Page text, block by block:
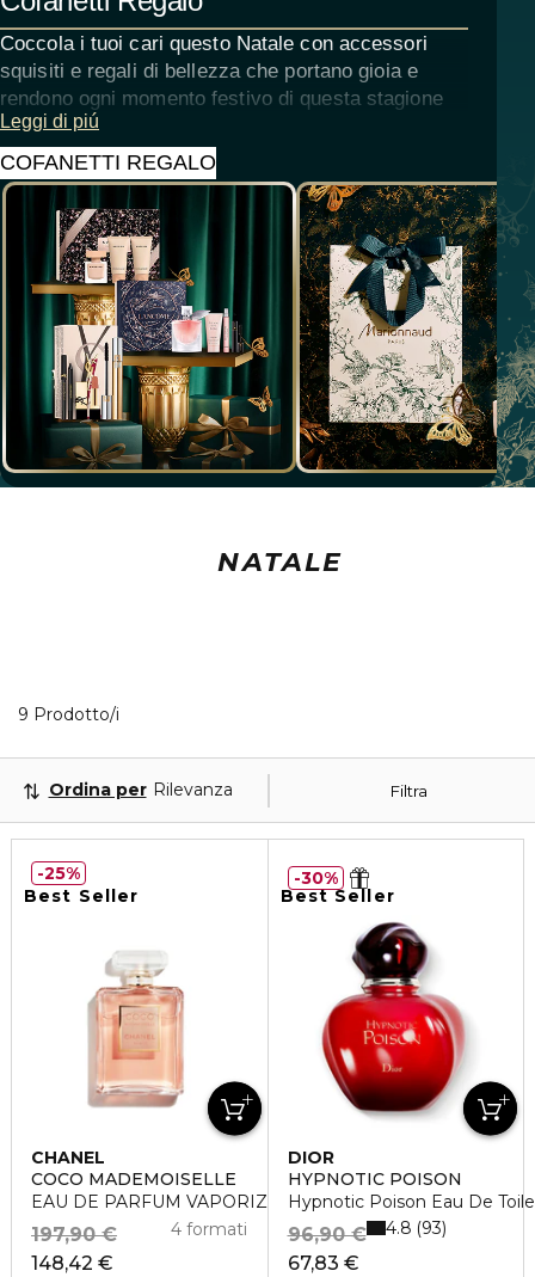
Coccola i tuoi cari questo Natale con accessori
squisiti e regali di bellezza che portano gioia e
rendono ogni momento festivo di questa stagione
davvero piacevole, premuroso e indimenticabile.
Leggi di piú
COFANETTI REGALO
NATALE
9 Prodotto/i
Filtra
Ordina per Rilevanza
Best Seller
CHANEL
COCO MADEMOISELLE
EAU DE PARFUM VAPORIZZATORE
148,42 €
197,90 € 4 formati
25%
Best Seller
DIOR
HYPNOTIC POISON
Hypnotic Poison Eau De
67,83 €
96,90 € 4.8 93
30%